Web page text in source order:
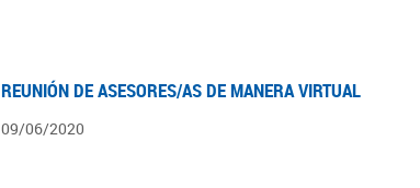
REUNIÓN DE ASESORES/AS DE MANERA VIRTUAL
09/06/2020